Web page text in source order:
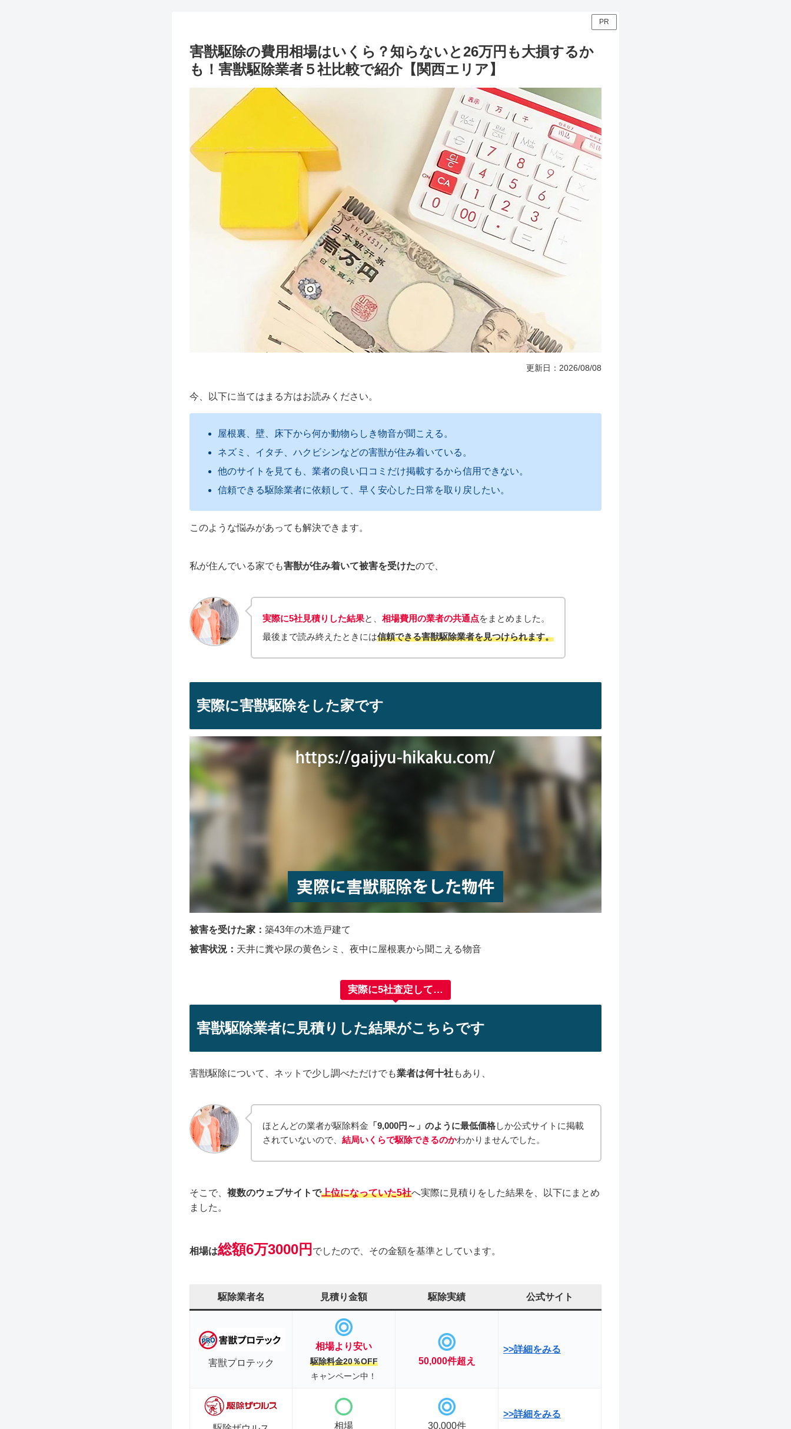
PR
害獣駆除の費用相場はいくら？知らないと26万円も大損するか
も！害獣駆除業者５社比較で紹介【関西エリア】
更新日：2026/08/08
今、以下に当てはまる方はお読みください。
屋根裏、壁、床下から何か動物らしき物音が聞こえる。
ネズミ、イタチ、ハクビシンなどの害獣が住み着いている。
他のサイトを見ても、業者の良い口コミだけ掲載するから信用できない。
信頼できる駆除業者に依頼して、早く安心した日常を取り戻したい。
このような悩みがあっても解決できます。
私が住んでいる家でも害獣が住み着いて被害を受けたので、
実際に5社見積りした結果と、相場費用の業者の共通点をまとめました。
最後まで読み終えたときには信頼できる害獣駆除業者を見つけられます。
実際に害獣駆除をした家です
被害を受けた家： 築43年の木造戸建て
被害状況： 天井に糞や尿の黄色シミ、夜中に屋根裏から聞こえる物音
実際に5社査定して…
害獣駆除業者に見積りした結果がこちらです
害獣駆除について、ネットで少し調べただけでも業者は何十社もあり、
ほとんどの業者が駆除料金 「9,000円～」のように最低価格しか公式サイトに掲載
されていないので、結局いくらで駆除できるのかわかりませんでした。
そこで、 複数のウェブサイトで上位になっていた5社へ実際に見積りをした結果を、以下にまとめ
ました。
相場は総額6万3000円 でしたので、その金額を基準としています。
駆除業者名 見積り金額 駆除実績 公式サイト
害獣プロテック
相場より安い
駆除料金20％OFF
キャンペーン中！
50,000件超え
>>詳細をみる
相場 30,000件
>>詳細をみる